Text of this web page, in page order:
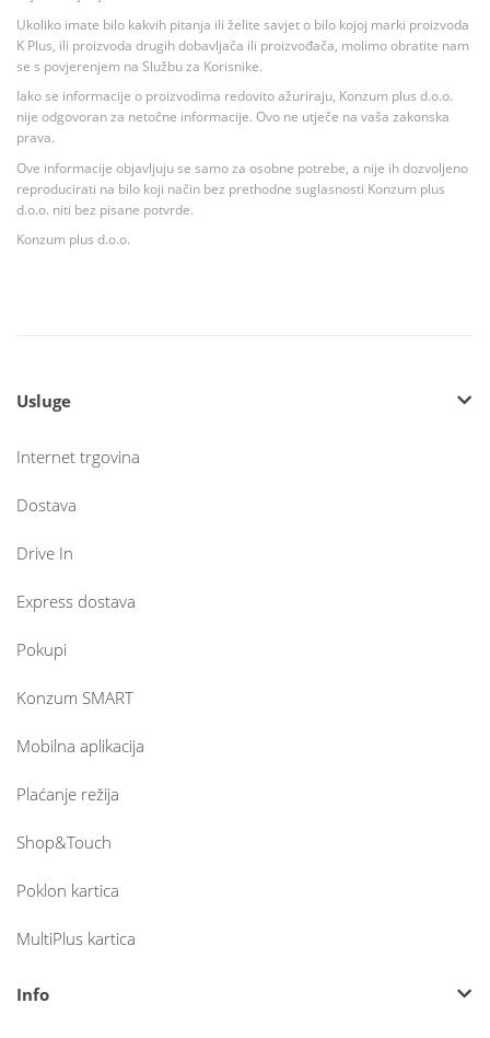
Ukoliko imate bilo kakvih pitanja ili želite savjet o bilo kojoj marki proizvoda
K Plus, ili proizvoda drugih dobavljača ili proizvođača, molimo obratite nam
se s povjerenjem na Službu za Korisnike.
Iako se informacije o proizvodima redovito ažuriraju, Konzum plus d.o.o.
nije odgovoran za netočne informacije. Ovo ne utječe na vaša zakonska
prava.
Ove informacije objavljuju se samo za osobne potrebe, a nije ih dozvoljeno
reproducirati na bilo koji način bez prethodne suglasnosti Konzum plus
d.o.o. niti bez pisane potvrde.
Konzum plus d.o.o.
Usluge
Internet trgovina
Dostava
Drive In
Express dostava
Pokupi
Konzum SMART
Mobilna aplikacija
Plaćanje režija
Shop&Touch
Poklon kartica
MultiPlus kartica
Info